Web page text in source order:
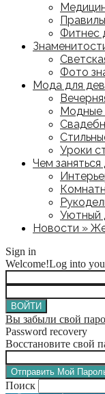
Фитнес
Фото
Мода для
Модные
Уроки
Чем
Уютный
Новости »
Sign in
Welcome!Log into
Вы забыли свой
Password recovery
Восстановите свой
Поиск